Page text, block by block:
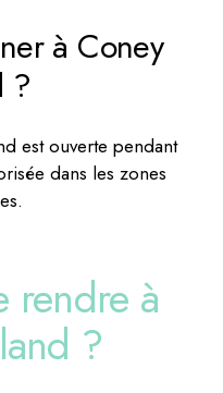
à Coney
?
est ouverte pendant
dans les zones
rendre à
?